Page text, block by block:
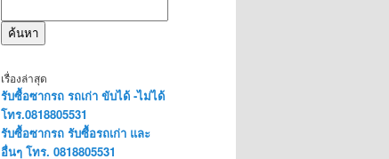
ค้นหา
เรื่องล่าสุด
รับซื้อซากรถ รถเก่า ขับได้ -ไม่ได้
โทร.0818805531
รับซื้อซากรถ รับซื้อรถเก่า และ
อื่นๆ โทร. 0818805531